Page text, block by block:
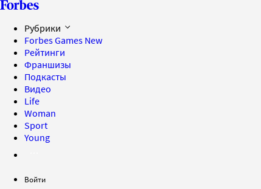
Рубрики
Forbes Games New
Рейтинги
Франшизы
Подкасты
Видео
Life
Woman
Sport
Young
Войти